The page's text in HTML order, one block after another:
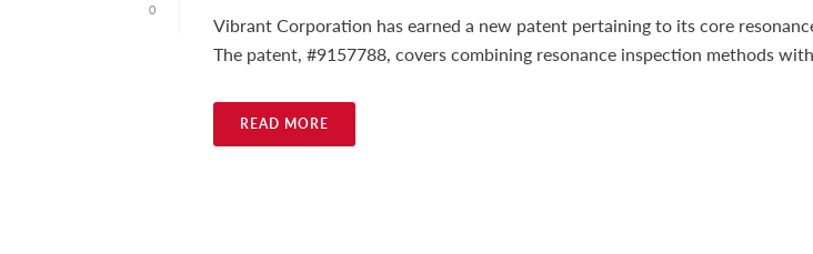
0
Vibrant Corporation has earned a new patent pertaining to its core
The patent, #9157788, covers combining resonance inspection methods
READ MORE